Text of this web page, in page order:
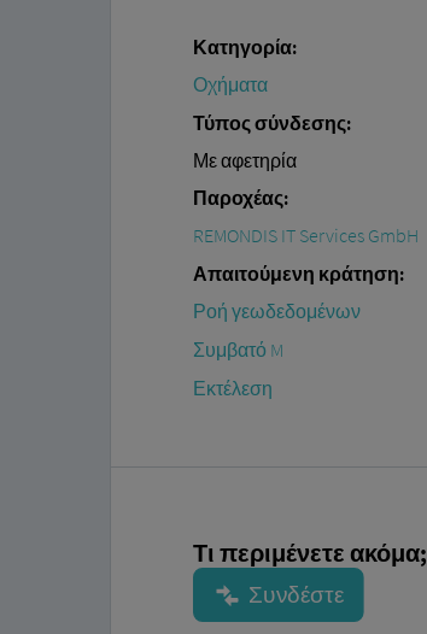
Κατηγορία:
Οχήματα
Τύπος σύνδεσης:
Με αφετηρία
Παροχέας:
REMONDIS IT Services GmbH
Απαιτούμενη κράτηση:
Ροή γεωδεδομένων
Συμβατό M
Εκτέλεση
Τι περιμένετε ακόμα;